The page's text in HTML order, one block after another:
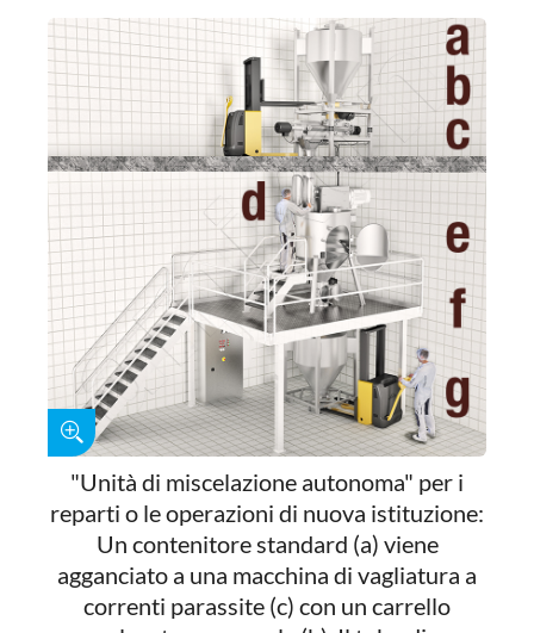
"Unità di miscelazione autonoma" per i
reparti o le operazioni di nuova istituzione:
Un contenitore standard (a) viene
agganciato a una macchina di vagliatura a
correnti parassite (c) con un carrello